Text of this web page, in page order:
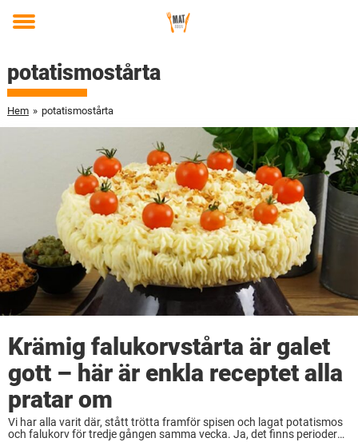
Toggle
potatismostårta
Hem » potatismostårta
Krämig falukorvstårta är galet
gott – här är enkla receptet alla
pratar om
Vi har alla varit där, stått trötta framför spisen och lagat potatismos
och falukorv för tredje gången samma vecka. Ja, det finns perioder